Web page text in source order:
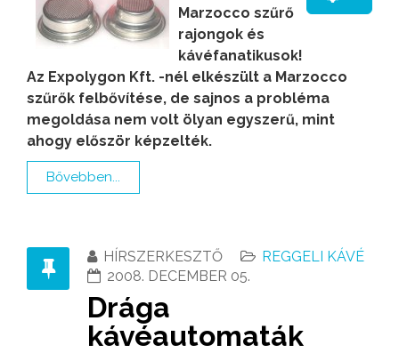
Marzocco szűrő
rajongok és
kávéfanatikusok!
Az Expolygon Kft. -nél elkészült a Marzocco
szűrők felbővítése, de sajnos a probléma
megoldása nem volt ölyan egyszerű, mint
ahogy először képzelték.
Bővebben...
HÍRSZERKESZTŐ
REGGELI KÁVÉ
2008. DECEMBER 05.
Drága
kávéautomaták